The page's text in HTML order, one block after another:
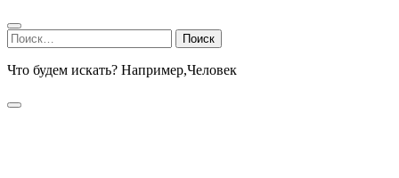
Найти:
Что будем искать? Например,Человек